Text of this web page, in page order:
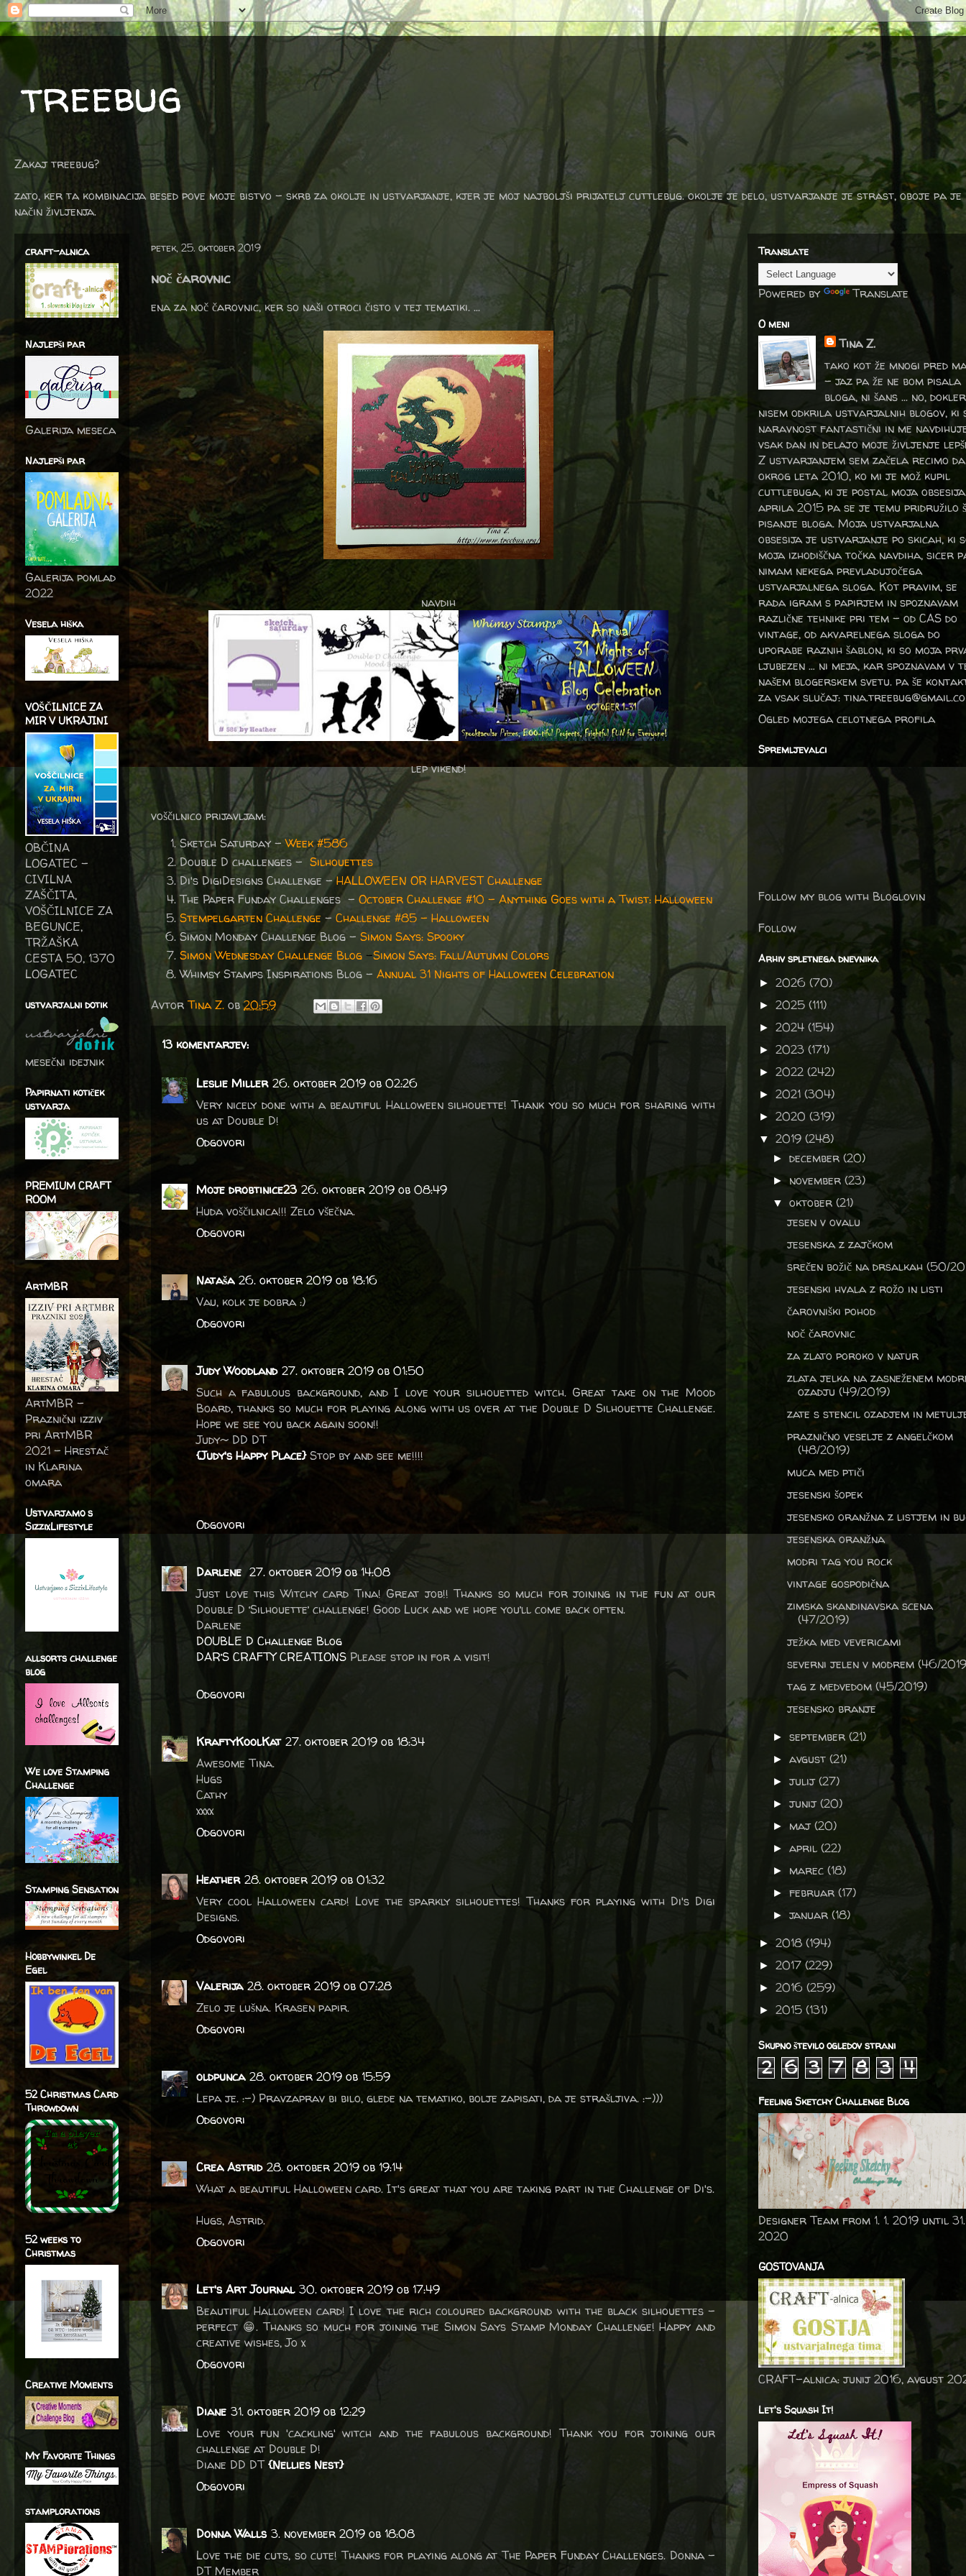
treebug
Zakaj treebug?
zato, ker ta kombinacija besed pove moje bistvo - skrb za okolje in ustvarjanje, kjer je moj najboljši prijatelj cuttlebug. okolje je delo, ustvarjanje je strast, oboje pa je
način življenja.
petek, 25. oktober 2019
noč čarovnic
ena za noč čarovnic, ker so naši otroci čisto v tej tematiki. ...
navdih
lep vikend!
voščilnico prijavljam:
Sketch Saturday -Week #586
Double D challenges - Silhouettes
Di's DigiDesigns Challenge -HALLOWEEN OR HARVEST Challenge
The Paper Funday Challenges - October Challenge #10 - Anything Goes with a Twist: Halloween
Stempelgarten Challenge - Challenge #85 - Halloween
Simon Monday Challenge Blog - Simon Says: Spooky
Simon Wednesday Challenge Blog -Simon Says: Fall/Autumn Colors
Whimsy Stamps Inspirations Blog - Annual 31 Nights of Halloween Celebration
AvtorTina Z. ob20:59
13 komentarjev:
Leslie Miller 26. oktober 2019 ob 02:26
Very nicely done with a beautiful Halloween silhouette! Thank you so much for sharing with
us at Double D!
Odgovori
Moje drobtinice23 26. oktober 2019 ob 08:49
Huda voščilnica!!! Zelo všečna.
Odgovori
Nataša 26. oktober 2019 ob 18:16
Vau, kolk je dobra :)
Odgovori
Judy Woodland 27. oktober 2019 ob 01:50
Such a fabulous background, and I love your silhouetted witch. Great take on the Mood
Board, thanks so much for playing along with us over at the Double D Silhouette Challenge.
Hope we see you back again soon!!
Judy~ DD DT
{Judy's Happy Place}Stop by and see me!!!!
Odgovori
Darlene 27. oktober 2019 ob 14:08
Just love this Witchy card Tina! Great job!! Thanks so much for joining in the fun at our
Double D ‘Silhouette’ challenge! Good Luck and we hope you’ll come back often.
Darlene
DOUBLE D Challenge Blog
DAR’S CRAFTY CREATIONS Please stop in for a visit!
Odgovori
KraftyKoolKat 27. oktober 2019 ob 18:34
Awesome Tina.
Hugs
Cathy
xxxx
Odgovori
Heather 28. oktober 2019 ob 01:32
Very cool Halloween card! Love the sparkly silhouettes! Thanks for playing with Di's Digi
Designs.
Odgovori
Valerija 28. oktober 2019 ob 07:28
Zelo je lušna. Krasen papir.
Odgovori
oldpunca 28. oktober 2019 ob 15:59
Lepa je. :-) Pravzaprav bi bilo, glede na tematiko, bolje zapisati, da je strašljiva. :-)))
Odgovori
Crea Astrid 28. oktober 2019 ob 19:14
What a beautiful Halloween card. It's great that you are taking part in the Challenge of Di's.
Hugs, Astrid.
Odgovori
Let's Art Journal 30. oktober 2019 ob 17:49
Beautiful Halloween card! I love the rich coloured background with the black silhouettes -
perfect 😁. Thanks so much for joining the Simon Says Stamp Monday Challenge! Happy and
creative wishes, Jo x
Odgovori
Diane 31. oktober 2019 ob 12:29
Love your fun 'cackling' witch and the fabulous background! Thank you for joining our
challenge at Double D!
Diane DD DT{Nellies Nest}
Odgovori
Donna Walls 3. november 2019 ob 18:08
Love the die cuts, so cute! Thanks for playing along at The Paper Funday Challenges. Donna -
DT Member
craft-alnica
Najlepši par
Galerija meseca
Najlepši par
Galerija pomlad
2022
Vesela hiška
VOŠČILNICE ZA
MIR V UKRAJINI
OBČINA
LOGATEC -
CIVILNA
ZAŠČITA,
VOŠČILNICE ZA
BEGUNCE,
TRŽAŠKA
CESTA 50, 1370
LOGATEC
ustvarjalni dotik
mesečni idejnik
Papirnati kotiček
ustvarja
PREMIUM CRAFT
ROOM
ArtMBR
ArtMBR -
Praznični izziv
pri ArtMBR
2021 – Hrestač
in Klarina
omara
Ustvarjamo s
SizzixLifestyle
allsorts challenge
blog
We love Stamping
Challenge
Stamping Sensation
Hobbywinkel De
Egel
52 Christmas Card
Throwdown
52 weeks to
Christmas
Creative Moments
My Favorite Things
stamplorations
Translate
Powered by Translate
O meni
Tina Z.
tako kot že mnogi pred
- jaz pa že ne bom pisala
bloga, ni šans ... no, dokler
nisem odkrila ustvarjalnih blogov, ki
naravnost fantastični in me
vsak dan in delajo moje življenje
Z ustvarjanjem sem začela recimo da
okrog leta 2010, ko mi je mož kupil
cuttlebuga, ki je postal moja
aprila 2015 pa se je temu pridružilo
pisanje bloga. Moja ustvarjalna
obsesija je ustvarjanje po skicah, ki
moja izhodiščna točka navdiha, sicer
nimam nekega prevladujočega
ustvarjalnega sloga. Kot pravim, se
rada igram s papirjem in spoznavam
različne tehnike pri tem – od CAS do
vintage, od akvarelnega sloga do
uporabe raznih šablon, ki so moja
ljubezen … ni meja, kar spoznavam v
našem blogerskem svetu. pa še
za vsak slučaj:
Ogled mojega celotnega profila
Spremljevalci
Follow my blog with Bloglovin
Follow
Arhiv spletnega dnevnika
► 2026 (70)
► 2025 (111)
► 2024 (154)
► 2023 (171)
► 2022 (242)
► 2021 (304)
► 2020 (319)
▼ 2019 (248)
►december(20)
► november(23)
▼oktober(21)
jesen v ovalu
jesenska z zajčkom
srečen božič na drsalkah (50/
jesenski hvala z rožo in listi
čarovniški pohod
noč čarovnic
za zlato poroko v natur
zlata jelka na zasneženem
ozadju (49/2019)
zate s stencil ozadjem in
praznično veselje z angelčkom
(48/2019)
muca med ptiči
jesenski šopek
jesensko oranžna z listjem in
jesenska oranžna
modri tag you rock
vintage gospodična
zimska skandinavska scena
(47/2019)
ježka med vevericami
severni jelen v modrem (46/
tag z medvedom (45/2019)
jesensko branje
►september(21)
►avgust(21)
►julij(27)
►junij(20)
► maj(20)
►april(22)
► marec(18)
►februar(17)
►januar(18)
► 2018 (194)
► 2017 (229)
► 2016 (259)
► 2015 (131)
Skupno število ogledov strani
2 6 3 7 8 3 4
Feeling Sketchy Challenge Blog
Designer Team from 1. 1. 2019 until
2020
GOSTOVANJA
CRAFT-alnica: junij 2016, avgust
Let's Squash It!